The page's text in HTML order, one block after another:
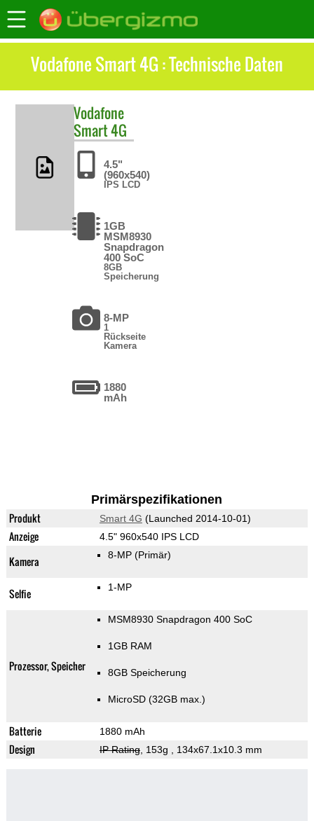
Vodafone Smart 4G : Technische Daten
Vodafone
Smart 4G
4.5"
(960x540)
IPS LCD
1GB
MSM8930
Snapdragon
400 SoC
8GB
Speicherung
8-MP
1
Rückseite
Kamera
1880
mAh
Primärspezifikationen
Produkt Smart 4G (Launched 2014-10-01)
Anzeige 4.5" 960x540 IPS LCD
Kamera 8-MP (Primär)
Selfie 1-MP
Prozessor, Speicher
MSM8930 Snapdragon 400 SoC
1GB RAM
8GB Speicherung
MicroSD (32GB max.)
Batterie 1880 mAh
Design IP Rating, 153g , 134x67.1x10.3 mm